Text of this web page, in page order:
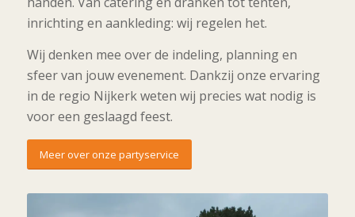
inrichting en aankleding: wij regelen het.
Wij denken mee over de indeling, planning en
sfeer van jouw evenement. Dankzij onze ervaring
in de regio Nijkerk weten wij precies wat nodig is
voor een geslaagd feest.
Meer over onze partyservice